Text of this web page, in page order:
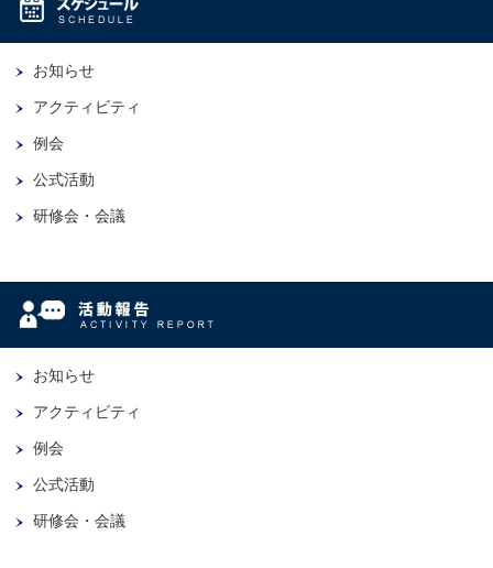
お知らせ
アクティビティ
例会
公式活動
研修会・会議
お知らせ
アクティビティ
例会
公式活動
研修会・会議